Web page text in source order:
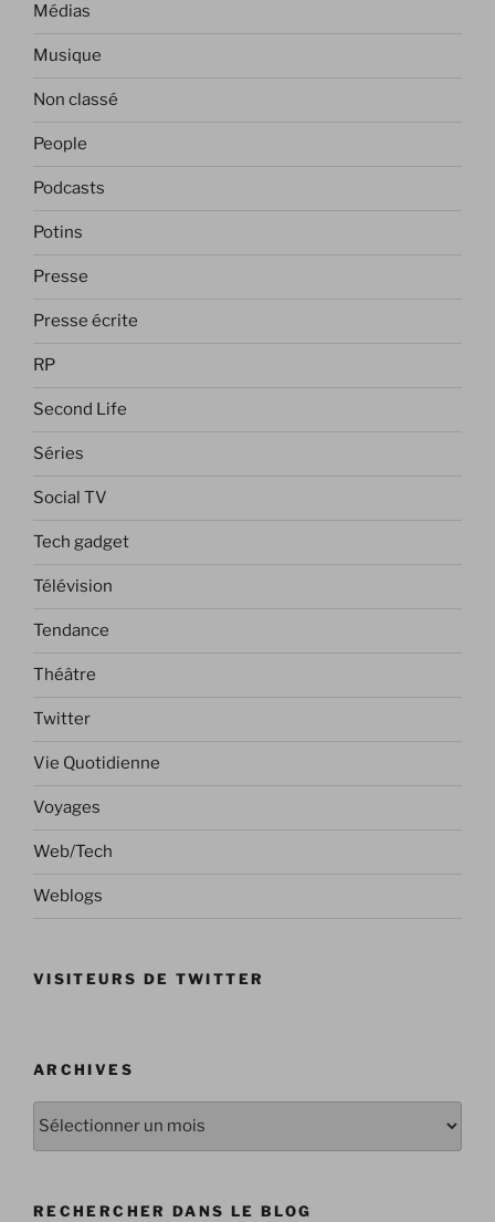
Médias
Musique
Non classé
People
Podcasts
Potins
Presse
Presse écrite
RP
Second Life
Séries
Social TV
Tech gadget
Télévision
Tendance
Théâtre
Twitter
Vie Quotidienne
Voyages
Web/Tech
Weblogs
VISITEURS DE TWITTER
ARCHIVES
Archives
RECHERCHER DANS LE BLOG